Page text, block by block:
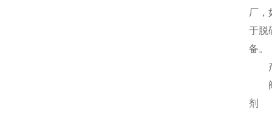
厂，
于脱
备。
产
阀
剂